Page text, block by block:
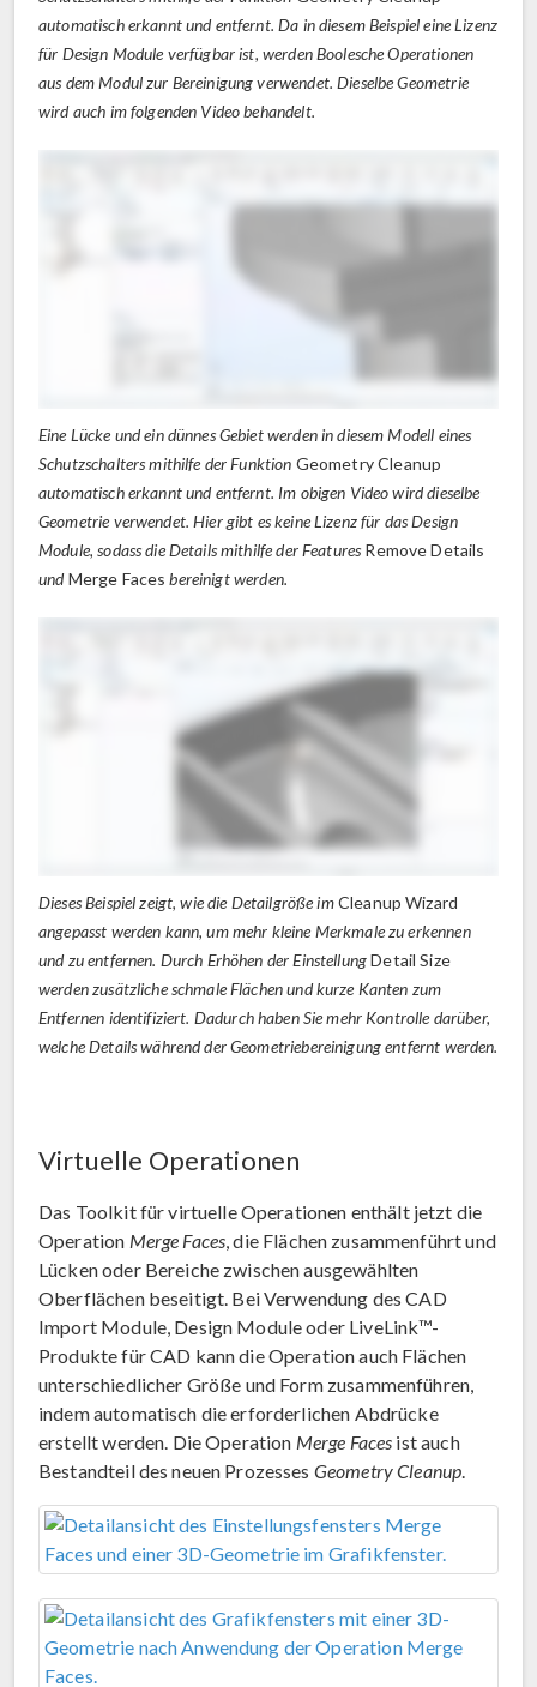
automatisch erkannt und entfernt. Da in diesem Beispiel eine Lizenz
für Design Module verfügbar ist, werden Boolesche Operationen
aus dem Modul zur Bereinigung verwendet. Dieselbe Geometrie
wird auch im folgenden Video behandelt.
Eine Lücke und ein dünnes Gebiet werden in diesem Modell eines
Schutzschalters mithilfe der Funktion Geometry Cleanup
automatisch erkannt und entfernt. Im obigen Video wird dieselbe
Geometrie verwendet. Hier gibt es keine Lizenz für das Design
Module, sodass die Details mithilfe der Features Remove Details
undMerge Faces bereinigt werden.
Dieses Beispiel zeigt, wie die Detailgröße imCleanup Wizard
angepasst werden kann, um mehr kleine Merkmale zu erkennen
und zu entfernen. Durch Erhöhen der EinstellungDetail Size
werden zusätzliche schmale Flächen und kurze Kanten zum
Entfernen identifiziert. Dadurch haben Sie mehr Kontrolle darüber,
welche Details während der Geometriebereinigung entfernt werden.
Virtuelle Operationen
Das Toolkit für virtuelle Operationen enthält jetzt die
Operation Merge Faces, die Flächen zusammenführt und
Lücken oder Bereiche zwischen ausgewählten
Oberflächen beseitigt. Bei Verwendung des CAD
Import Module, Design Module oder LiveLink™-
Produkte für CAD kann die Operation auch Flächen
unterschiedlicher Größe und Form zusammenführen,
indem automatisch die erforderlichen Abdrücke
erstellt werden. Die Operation Merge Faces ist auch
Bestandteil des neuen Prozesses Geometry Cleanup.